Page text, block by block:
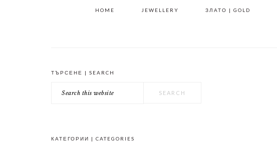
HOME JEWELLERY ЗЛАТО | GOLD
PRIMARY
SIDEBAR
ТЪРСЕНЕ | SEARCH
this
КАТЕГОРИИ | CATEGORIES